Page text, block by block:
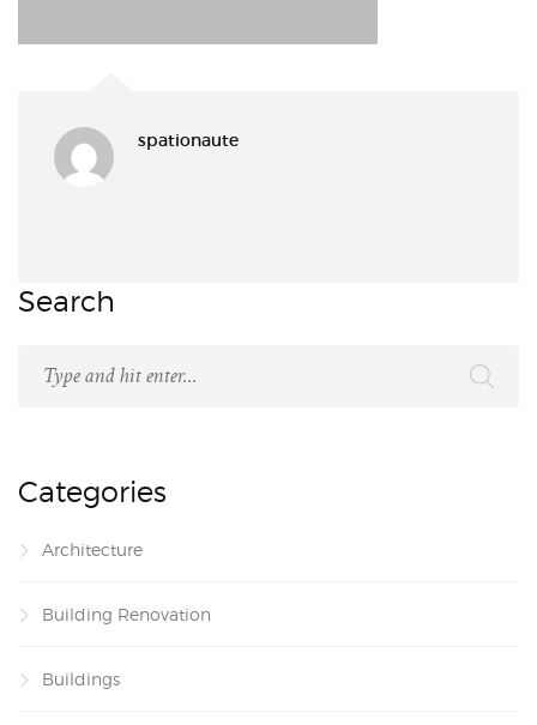
spationaute
Search
Categories
Architecture
Building Renovation
Buildings